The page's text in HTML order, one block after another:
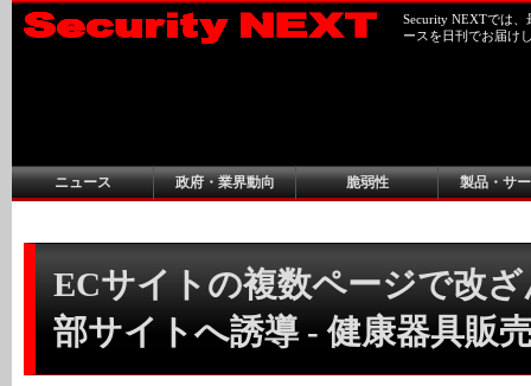
Security NEXTでは
ースを日刊でお届け
ニュース 政府・業界動向 脆弱性 製品・サ
ECサイトの複数ページで改
部サイトへ誘導 - 健康器具販